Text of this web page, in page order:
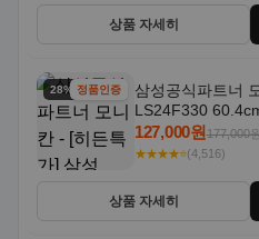
상품 자세히
28% 할인정품인증
삼성공식파트너
LS24F330
컴퓨터 모니터
127,000원177,000
★★★★⭐(4,516)
상품 자세히